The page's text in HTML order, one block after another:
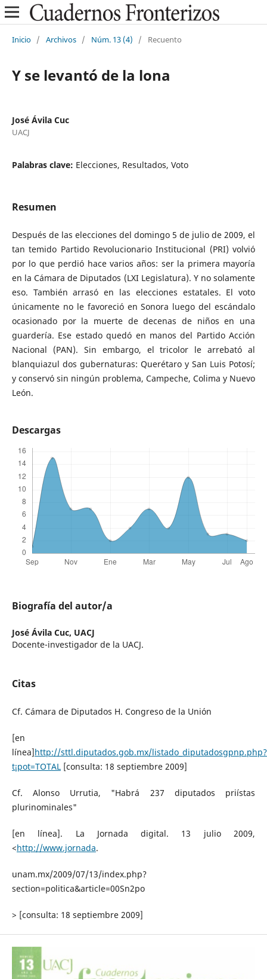
Inicio / Archivos / Núm. 13 (4) / Recuento
Y se levantó de la lona
José Ávila Cuc
UACJ
Palabras clave: Elecciones, Resultados, Voto
Resumen
Después de las elecciones del domingo 5 de julio de 2009, el
tan temido Partido Revolucionario Institucional (PRI) volvió
por lo que perdió hace varios años: ser la primera mayoría
en la Cámara de Diputados (LXI Legislatura). Y no solamente
eso. También arrasó en las elecciones estatales. El voto
únicamente no le favoreció en Sonora luego del escándalo
ocasionado por la muerte de decenas de niños en una
guardería. Ese estado quedó en manos del Partido Acción
Nacional (PAN). Sin embargo, el tricolor le arrebató al
blanquiazul dos gubernaturas: Querétaro y San Luis Potosí;
y conservó sin ningún problema, Campeche, Colima y Nuevo
León.
Descargas
Biografía del autor/a
José Ávila Cuc, UACJ
Docente-investigador de la UACJ.
Citas
Cf. Cámara de Diputados H. Congreso de la Unión
[en
línea]http://sttl.diputados.gob.mx/listado_diputadosgpnp.php?
t¡pot=TOTAL[consulta: 18 septiembre 2009]
Cf. Alonso Urrutia, "Habrá 237 diputados priístas
plurinominales"
[en línea]. La Jornada digital. 13 julio 2009,
<http://www.jornada.
unam.mx/2009/07/13/index.php?
section=politica&article=00Sn2po
> [consulta: 18 septiembre 2009]